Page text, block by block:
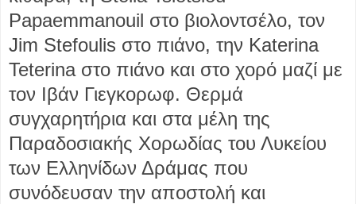
Papaemmanouil στο βιολοντσέλο, τον
Jim Stefoulis στο πιάνο, την Katerina
Teterina στο πιάνο και στο χορό μαζί με
τον Ιβάν Γιεγκορωφ. Θερμά
συγχαρητήρια και στα μέλη της
Παραδοσιακής Χορωδίας του Λυκείου
των Ελληνίδων Δράμας που
συνόδευσαν την αποστολή και